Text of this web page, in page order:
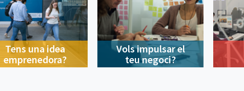
Tens una idea
emprenedora?
Vols impulsar el
teu negoci?